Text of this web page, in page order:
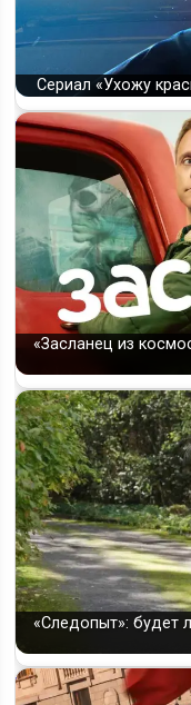
Сериал «Ухожу
«Засланец из
«Следопыт»: будет